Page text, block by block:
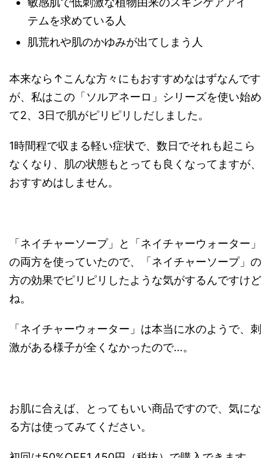
テムを求めている人
肌荒れや肌のかゆみが出てしまう人
本来なら↑こんな方々にもおすすめなはずなんです
が、私はこの「ソルアネーロ」シリーズを使い始め
て2、3日で肌がピリピリしだしました。
1時間程で収まる軽い症状で、数日でそれも起こら
なくなり、肌の状態もとっても良くなってますが、
おすすめはしません。
「ネイチャーソープ」と「ネイチャーウォーター」
の両方を使っていたので、「ネイチャーソープ」の
方の効果でピリピリしたような気がするんですけど
ね。
「ネイチャーウォーター」は本当に水のようで、刺
激がある様子が全くなかったので…。
お肌に合えば、とってもいい商品ですので、気にな
る方は使ってみてください。